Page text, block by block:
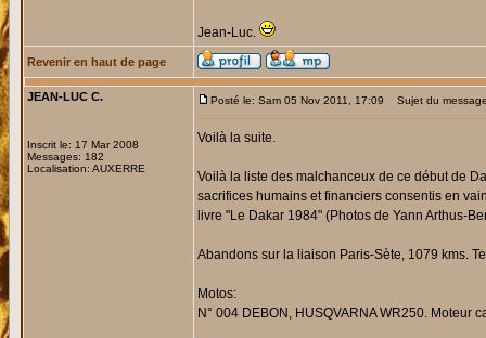
Jean-Luc.
Revenir en haut de page
JEAN-LUC C.
Inscrit le: 17 Mar 2008
Messages: 182
Localisation: AUXERRE
Posté le: Sam 05 Nov 2011, 17:09 Sujet du
Voilà la suite.
Voilà la liste des malchanceux de ce début de
sacrifices humains et financiers consentis en
livre "Le Dakar 1984" (Photos de Yann Arthus-
Abandons sur la liaison Paris-Sète, 1079 kms.
Motos:
N° 004 DEBON, HUSQVARNA WR250. Moteur